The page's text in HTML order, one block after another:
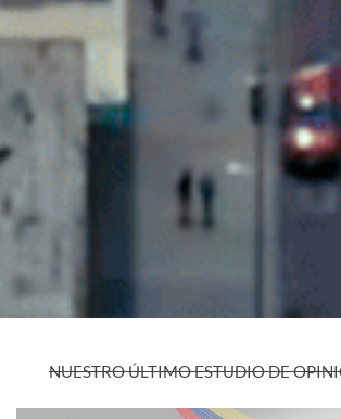
NUESTRO ÚLTIMO ESTUDIO DE